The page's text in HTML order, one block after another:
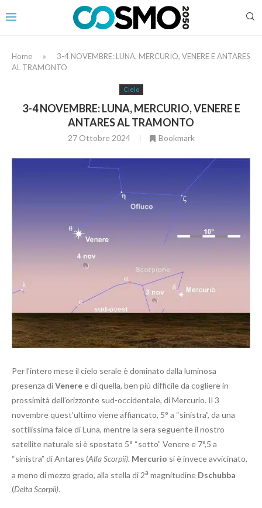
Home »
3-4 NOVEMBRE: LUNA, MERCURIO, VENERE E ANTARES
AL TRAMONTO
Cielo
3-4 NOVEMBRE: LUNA, MERCURIO, VENERE E
ANTARES AL TRAMONTO
27 Ottobre 2024 Bookmark
Per l’intero mese il cielo serale è dominato dalla luminosa
presenza diVeneree di quella, ben più difficile da cogliere in
prossimità dell’orizzonte sud-occidentale, di Mercurio. Il 3
novembre quest’ultimo viene affiancato, 5° a “sinistra”, da una
sottilissima falce di Luna, mentre la sera seguente il nostro
satellite naturale si è spostato 5° “sotto” Venere e 7°,5 a
“sinistra” di Antares (Alfa Scorpii). Mercurio si è invece avvicinato,
a meno di mezzo grado, alla stella di 2a magnitudine Dschubba
(Delta Scorpii).